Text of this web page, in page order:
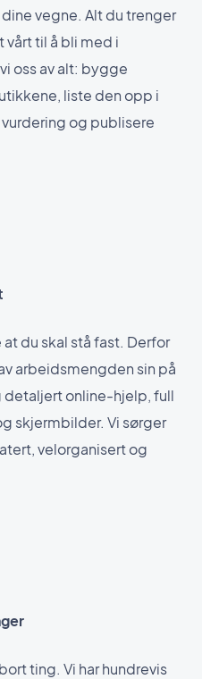
vegne. Alt du trenger
vårt til å bli med i
oss av alt: bygge
liste den opp i
og publisere
du skal stå fast. Derfor
arbeidsmengden sin på
detaljert online-hjelp, full
skjermbilder. Vi sørger
velorganisert og
ting. Vi har hundrevis